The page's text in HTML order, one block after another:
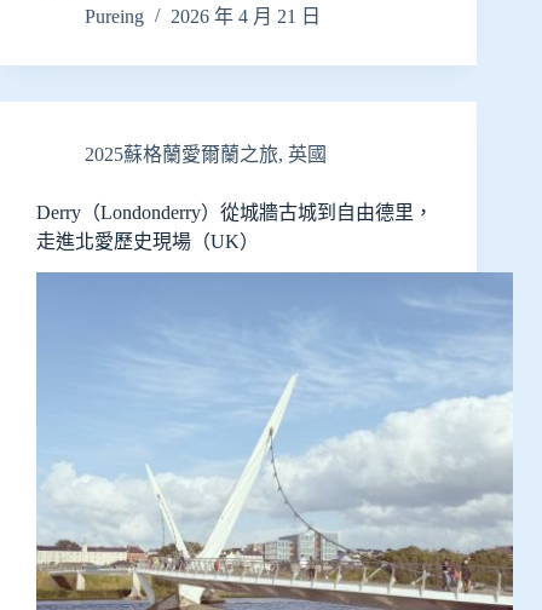
Pureing
2026 年 4 月 21 日
2025蘇格蘭愛爾蘭之旅, 英國
Derry（Londonderry）從城牆古城到自由德里，
走進北愛歷史現場（UK）